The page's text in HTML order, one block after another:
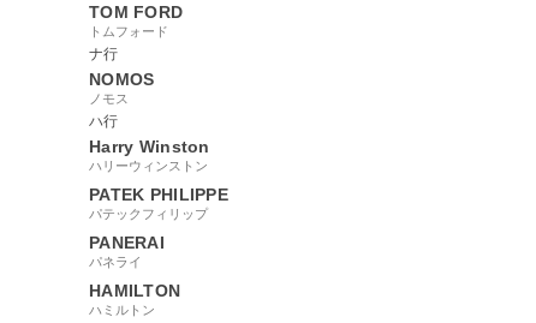
TOM FORD
トムフォード
ナ行
NOMOS
ノモス
ハ行
Harry Winston
ハリーウィンストン
PATEK PHILIPPE
パテックフィリップ
PANERAI
パネライ
HAMILTON
ハミルトン